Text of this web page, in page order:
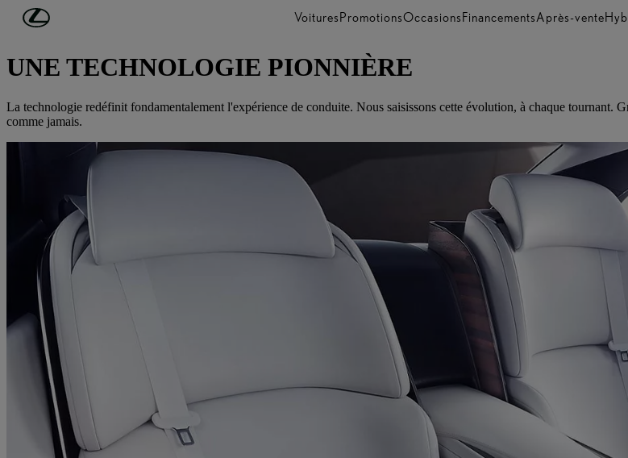
Passer au contenu principal VoituresPromotionsOccasionsFinancementsAprès-vente
DÉCOUVREZ LEXUS
UNE TECHNOLOGIE PIONNIÈRE
La technologie redéfinit fondamentalement l'expérience de conduite. Nous saisissons cette évolution, à chaque
comme jamais.